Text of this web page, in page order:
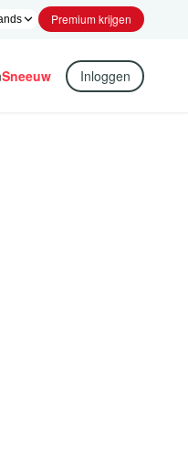
Premium krijgen
Sneeuw Inloggen